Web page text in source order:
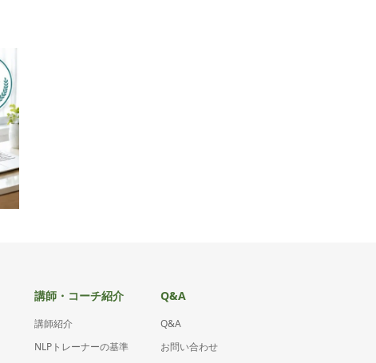
講師・コーチ紹介
講師紹介
NLPトレーナーの基準
Q&A
Q&A
お問い合わせ